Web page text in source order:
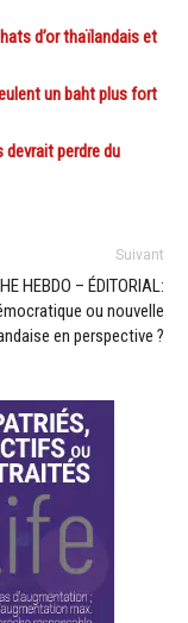
d’or thaïlandais et
un baht plus fort
devrait perdre du
Suivant
HEBDO – ÉDITORIAL:
ou nouvelle
en perspective ?